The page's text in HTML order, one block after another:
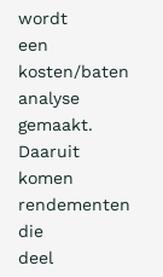
wordt
een
kosten/baten
analyse
gemaakt.
Daaruit
komen
rendementen
die
deel